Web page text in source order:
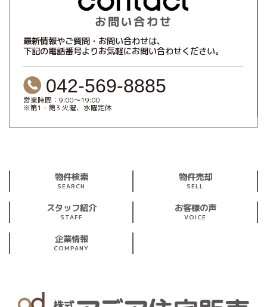
最新情報やご質問・お問い合わせは、
下記の電話番号よりお気軽にお問い合わせください。
042-569-8885
営業時間：9:00～19:00
※第1・第3 火曜、水曜定休
物件検索
SEARCH
物件売却
SELL
スタッフ紹介
STAFF
お客様の声
VOICE
企業情報
COMPANY